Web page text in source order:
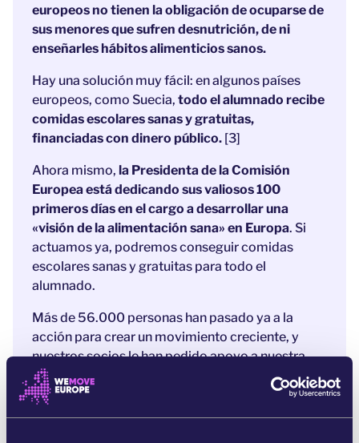
europeos no tienen la obligación de ocuparse de
sus menores que sufren desnutrición, de ni
enseñarles hábitos alimenticios sanos.
Hay una solución muy fácil: en algunos países
europeos, como Suecia, todo el alumnado recibe
comidas escolares sanas y gratuitas,
financiadas con dinero público. [3]
Ahora mismo, la Presidenta de la Comisión
Europea está dedicando sus valiosos 100
primeros días en el cargo a desarrollar una
«visión de la alimentación sana» en Europa. Si
actuamos ya, podremos conseguir comidas
escolares sanas y gratuitas para todo el
alumnado.
Más de 56.000 personas han pasado ya a la
acción para crear un movimiento creciente, y
nuestros socios le han pedido apoyo a nuestra
comunidad. Si conseguimos alcanzar al menos
150.000 voces, la Comisión tendrá que incluir
nuestra demanda.